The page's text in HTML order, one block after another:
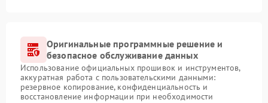
Оригинальные программные решение и
безопасное обслуживание данных
Использование официальных прошивок и инструментов,
аккуратная работа с пользовательскими данными:
резервное копирование, конфиденциальность и
восстановление информации при необходимости